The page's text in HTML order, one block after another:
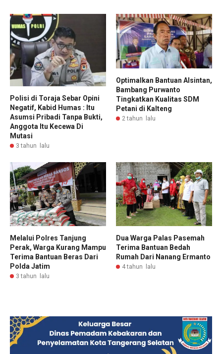
Polisi di Toraja Sebar Opini
Negatif, Kabid Humas : Itu
Asumsi Pribadi Tanpa Bukti,
Anggota Itu Kecewa Di
Mutasi
3 tahun lalu
Optimalkan Bantuan Alsintan,
Bambang Purwanto
Tingkatkan Kualitas SDM
Petani di Kalteng
2 tahun lalu
Melalui Polres Tanjung
Perak, Warga Kurang Mampu
Terima Bantuan Beras Dari
Polda Jatim
3 tahun lalu
Dua Warga Palas Pasemah
Terima Bantuan Bedah
Rumah Dari Nanang Ermanto
4 tahun lalu